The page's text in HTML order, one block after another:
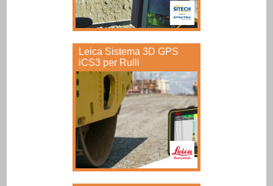
Leica Sistema 3D GPS
iCS3 per Rulli